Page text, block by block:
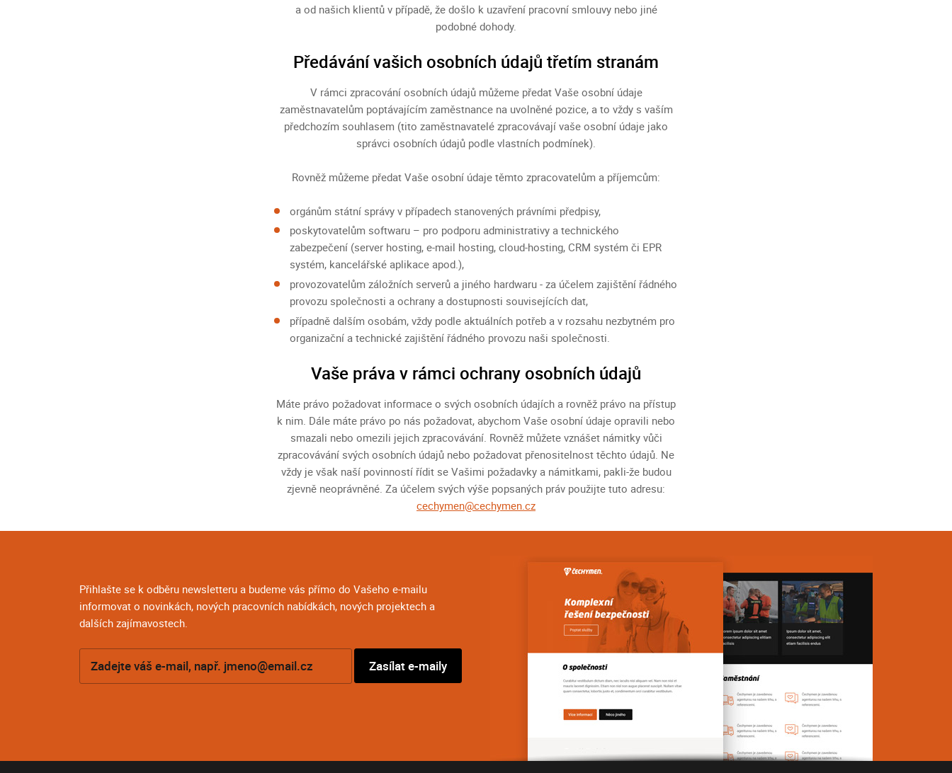
a od našich klientů v případě, že došlo k uzavření pracovní smlouvy nebo jiné
podobné dohody.
Předávání vašich osobních údajů třetím stranám
V rámci zpracování osobních údajů můžeme předat Vaše osobní údaje
zaměstnavatelům poptávajícím zaměstnance na uvolněné pozice, a to vždy s vaším
předchozím souhlasem (tito zaměstnavatelé zpracovávají vaše osobní údaje jako
správci osobních údajů podle vlastních podmínek).
Rovněž můžeme předat Vaše osobní údaje těmto zpracovatelům a příjemcům:
orgánům státní správy v případech stanovených právními předpisy,
poskytovatelům softwaru – pro podporu administrativy a technického
zabezpečení (server hosting, e-mail hosting, cloud-hosting, CRM systém či EPR
systém, kancelářské aplikace apod.),
provozovatelům záložních serverů a jiného hardwaru - za účelem zajištění řádného
provozu společnosti a ochrany a dostupnosti souvisejících dat,
případně dalším osobám, vždy podle aktuálních potřeb a v rozsahu nezbytném pro
organizační a technické zajištění řádného provozu naši společnosti.
Vaše práva v rámci ochrany osobních údajů
Máte právo požadovat informace o svých osobních údajích a rovněž právo na přístup
k nim. Dále máte právo po nás požadovat, abychom Vaše osobní údaje opravili nebo
smazali nebo omezili jejich zpracovávání. Rovněž můžete vznášet námitky vůči
zpracovávání svých osobních údajů nebo požadovat přenositelnost těchto údajů. Ne
vždy je však naší povinností řídit se Vašimi požadavky a námitkami, pakli-že budou
zjevně neoprávněné. Za účelem svých výše popsaných práv použijte tuto adresu:
cechymen@cechymen.cz
Přihlašte se k odběru newsletteru a budeme vás přímo do Vašeho e-mailu
informovat o novinkách, nových pracovních nabídkách, nových projektech a
dalších zajímavostech.